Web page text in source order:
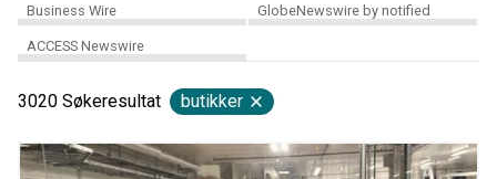
Business Wire GlobeNewswire by notified
ACCESS Newswire
3020 Søkeresultat butikker